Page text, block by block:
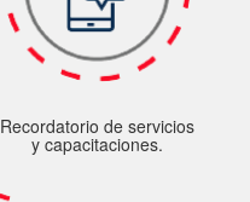
Recordatorio de servicios
y capacitaciones.